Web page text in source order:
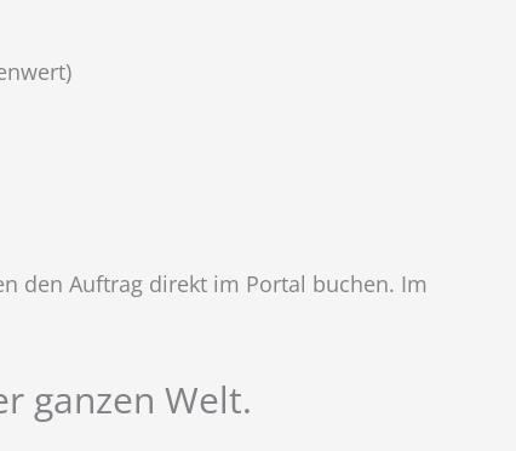
den Auftrag direkt im Portal buchen. Im
ganzen Welt.